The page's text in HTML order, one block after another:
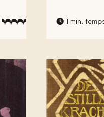
1 min.